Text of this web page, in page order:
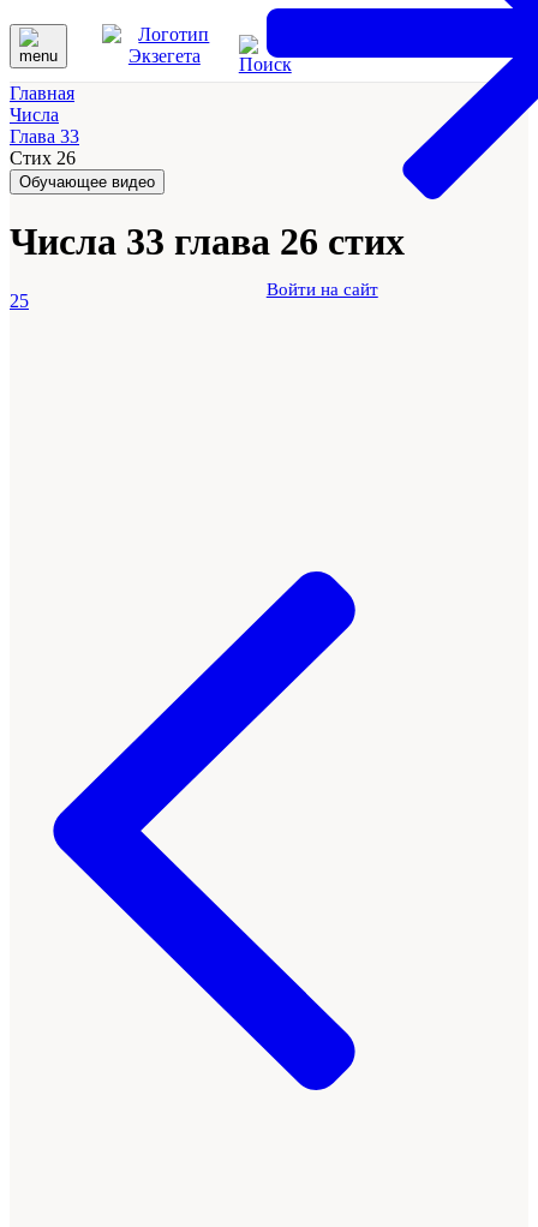
Войти на сайт
Главная
Числа
Глава 33
Стих 26
Обучающее видео
Числа 33 глава 26 стих
25